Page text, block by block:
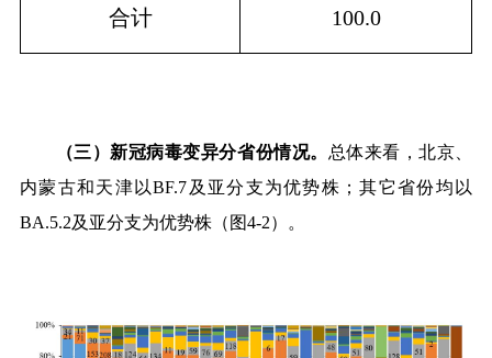
合计 100.0
（三）新冠病毒变异分省份情况。 总体来看，北京、
内蒙古和天津以BF.7 及亚分支为优势株；其它省份均以
BA.5.2及亚分支为优势株（图4-2）。